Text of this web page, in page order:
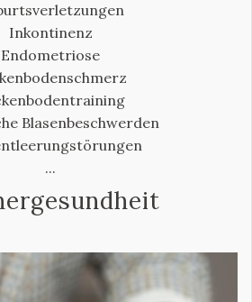
Inkontinenz
Endometriose
Blasenbeschwerden
...